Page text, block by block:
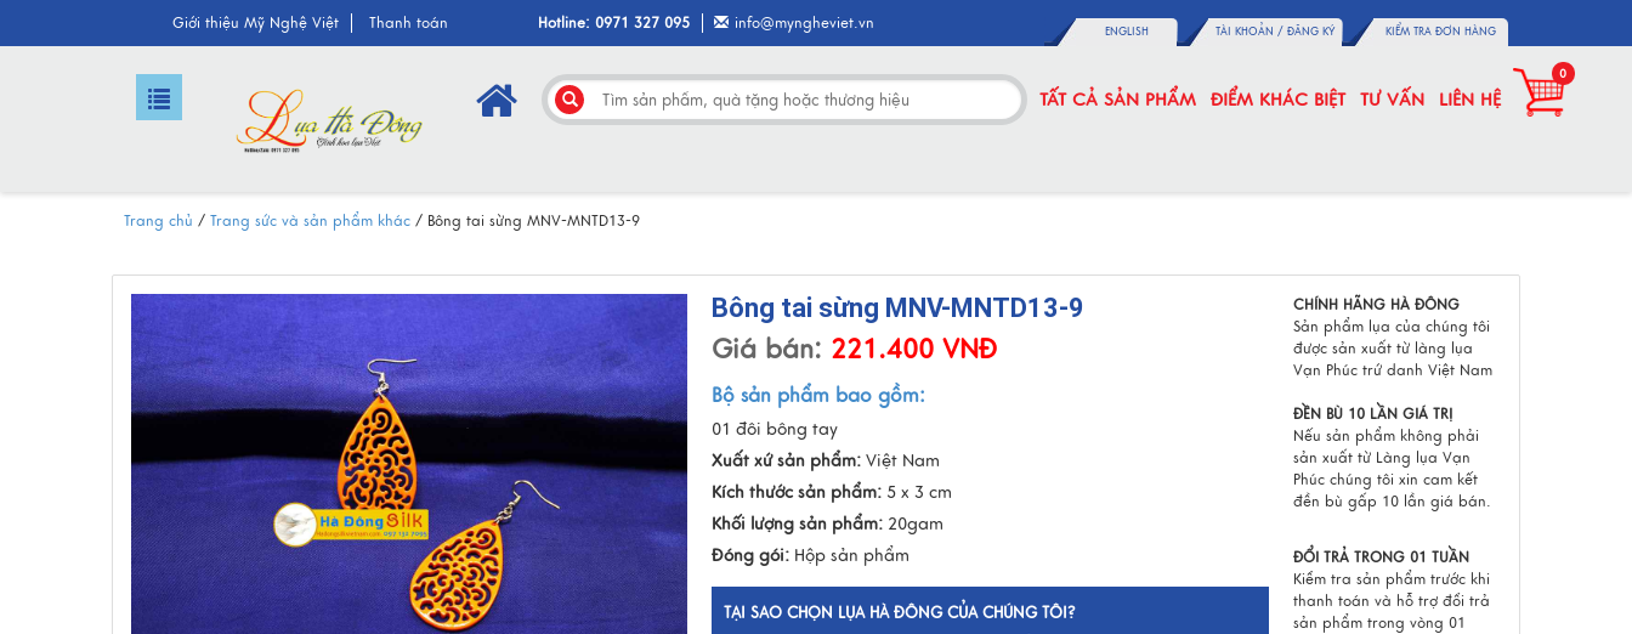
Giới thiệu Mỹ Nghệ Việt Thanh toán Hotline: 0971 327 095 info@myngheviet.vn ENGLISH TÀI KHOẢN / ĐĂNG KÝ KIỂM TRA ĐƠN HÀNG
TẤT CẢ SẢN PHẨM ĐIỂM KHÁC BIỆT TƯ VẤN LIÊN HỆ
0
Trang chủ / Trang sức và sản phẩm khác / Bông tai sừng MNV-MNTD13-9
Bông tai sừng MNV-MNTD13-9
Giá bán: 221.400 VNĐ
Bộ sản phẩm bao gồm:
01 đôi bông tay
Xuất xứ sản phẩm: Việt Nam
Kích thước sản phẩm: 5 x 3 cm
Khối lượng sản phẩm: 20gam
Đóng gói: Hộp sản phẩm
TẠI SAO CHỌN LỤA HÀ ĐÔNG CỦA CHÚNG TÔI?
CHÍNH HÃNG HÀ ĐÔNG
Sản phẩm lụa của chúng tôi
được sản xuất từ làng lụa
Vạn Phúc trứ danh Việt Nam
ĐỀN BÙ 10 LẦN GIÁ TRỊ
Nếu sản phẩm không phải
sản xuất từ Làng lụa Vạn
Phúc chúng tôi xin cam kết
đền bù gấp 10 lần giá bán.
ĐỔI TRẢ TRONG 01 TUẦN
Kiểm tra sản phẩm trước khi
thanh toán và hỗ trợ đổi trả
sản phẩm trong vòng 01